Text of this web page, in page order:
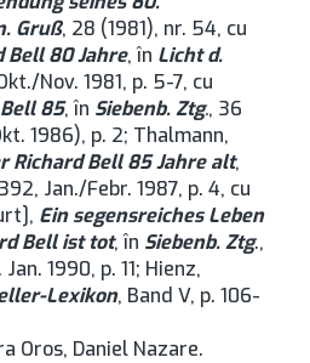
Gruß, 28 (1981), nr. 54, cu
Bell 80 Jahre, în Licht d.
Nov. 1981, p. 5-7, cu
85, în Siebenb. Ztg., 36
1986), p. 2; Thalmann,
Richard Bell 85 Jahre alt,
Jan./Febr. 1987, p. 4, cu
Ein segensreiches Leben
Bell ist tot, în Siebenb. Ztg.,
1990, p. 11; Hienz,
Lexikon, Band V, p. 106-
Oros, Daniel Nazare.